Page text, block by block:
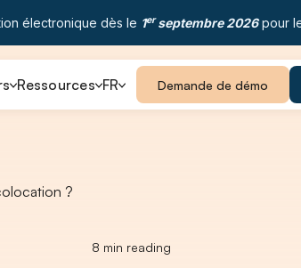
électronique dès le 1erseptembre 2026pour
Ressources FR Demande de démo
?
8 min reading